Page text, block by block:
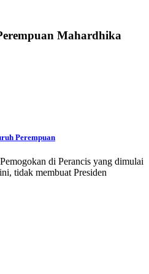
Mahardhika
Perempuan
di Perancis yang dimulai
tidak membuat Presiden